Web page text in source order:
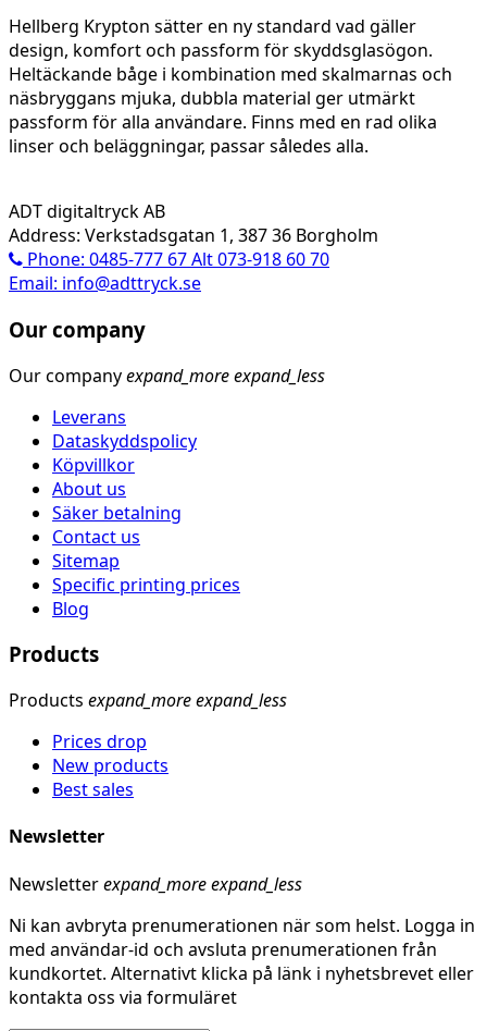
Hellberg Krypton sätter en ny standard vad gäller
design, komfort och passform för skyddsglasögon.
Heltäckande båge i kombination med skalmarnas och
näsbryggans mjuka, dubbla material ger utmärkt
passform för alla användare. Finns med en rad olika
linser och beläggningar, passar således alla.
ADT digitaltryck AB
Address: Verkstadsgatan 1, 387 36 Borgholm
Phone: 0485-777 67 Alt 073-918 60 70
Email: info@adttryck.se
Our company
Our companyexpand_moreexpand_less
Leverans
Dataskyddspolicy
Köpvillkor
About us
Säker betalning
Contact us
Sitemap
Specific printing prices
Blog
Products
Products expand_moreexpand_less
Prices drop
New products
Best sales
Newsletter
Newsletterexpand_moreexpand_less
Ni kan avbryta prenumerationen när som helst. Logga in
med användar-id och avsluta prenumerationen från
kundkortet. Alternativt klicka på länk i nyhetsbrevet eller
kontakta oss via formuläret